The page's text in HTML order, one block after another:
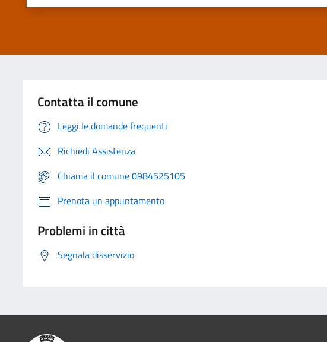
Contatta il comune
Leggi le domande frequenti
Richiedi Assistenza
Chiama il comune 0984525105
Prenota un appuntamento
Problemi in città
Segnala disservizio